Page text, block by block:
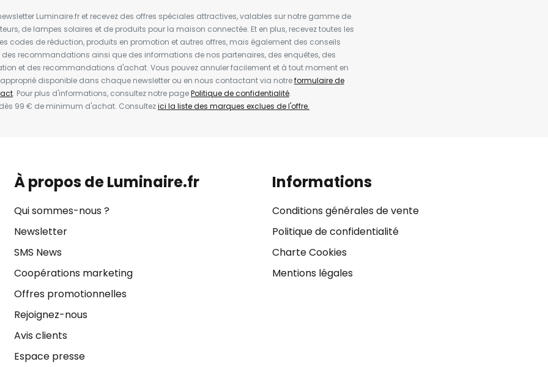
Luminaire.fr et recevez des offres spéciales attractives, valables sur notre gamme de
de lampes solaires et de produits pour la maison connectée. Et en plus, recevez toutes les
codes de réduction, produits en promotion et autres offres, mais également des conseils
des recommandations ainsi que des informations de nos partenaires, des enquêtes, des
et des recommandations d'achat. Vous pouvez annuler facilement et à tout moment en
disponible dans chaque newsletter ou en nous contactant via notreformulaire de
. Pour plus d'informations, consultez notre pagePolitique de confidentialité.
99 € de minimum d'achat. Consultezici la liste des marques exclues de l'offre.
À propos de Luminaire.fr
Qui sommes-nous ?
Newsletter
SMS News
Coopérations marketing
Offres promotionnelles
Rejoignez-nous
Avis clients
Espace presse
Informations
Conditions générales de vente
Politique de confidentialité
Charte Cookies
Mentions légales